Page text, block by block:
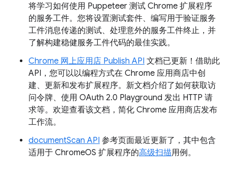
将学习如何使用 Puppeteer 测试 Chrome 扩展程序
的服务工件。您将设置测试套件、编写用于验证服务
工件消息传递的测试、处理意外的服务工件终止，并
了解构建稳健服务工件代码的最佳实践。
Chrome 网上应用店 Publish API 文档已更新！借助此
API，您可以以编程方式在 Chrome 应用商店中创
建、更新和发布扩展程序。新文档介绍了如何获取访
问令牌、使用 OAuth 2.0 Playground 发出 HTTP 请
求等。欢迎查看该文档，简化 Chrome 应用商店发布
工作流。
documentScan API 参考页面最近更新了，其中包含
适用于 ChromeOS 扩展程序的高级扫描用例。